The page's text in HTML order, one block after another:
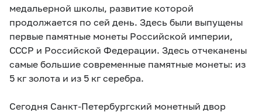
медальерной школы, развитие которой
продолжается по сей день. Здесь были выпущены
первые памятные монеты Российской империи,
СССР и Российской Федерации. Здесь отчеканены
самые большие современные памятные монеты: из
5 кг золота и из 5 кг серебра.
Сегодня Санкт-Петербургский монетный двор